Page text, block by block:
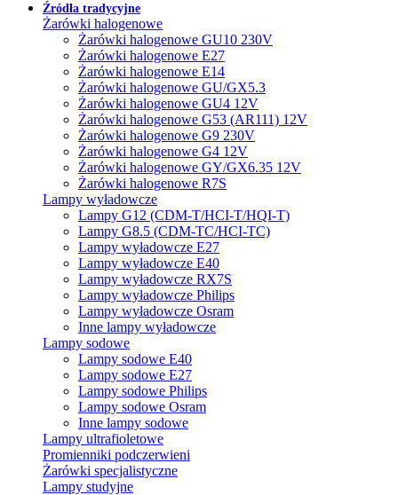
Źródła tradycyjne
Żarówki halogenowe
Żarówki halogenowe GU10 230V
Żarówki halogenowe E27
Żarówki halogenowe E14
Żarówki halogenowe GU/GX5.3
Żarówki halogenowe GU4 12V
Żarówki halogenowe G53 (AR111) 12V
Żarówki halogenowe G9 230V
Żarówki halogenowe G4 12V
Żarówki halogenowe GY/GX6.35 12V
Żarówki halogenowe R7S
Lampy wyładowcze
Lampy G12 (CDM-T/HCI-T/HQI-T)
Lampy G8.5 (CDM-TC/HCI-TC)
Lampy wyładowcze E27
Lampy wyładowcze E40
Lampy wyładowcze RX7S
Lampy wyładowcze Philips
Lampy wyładowcze Osram
Inne lampy wyładowcze
Lampy sodowe
Lampy sodowe E40
Lampy sodowe E27
Lampy sodowe Philips
Lampy sodowe Osram
Inne lampy sodowe
Lampy ultrafioletowe
Promienniki podczerwieni
Żarówki specjalistyczne
Lampy studyjne